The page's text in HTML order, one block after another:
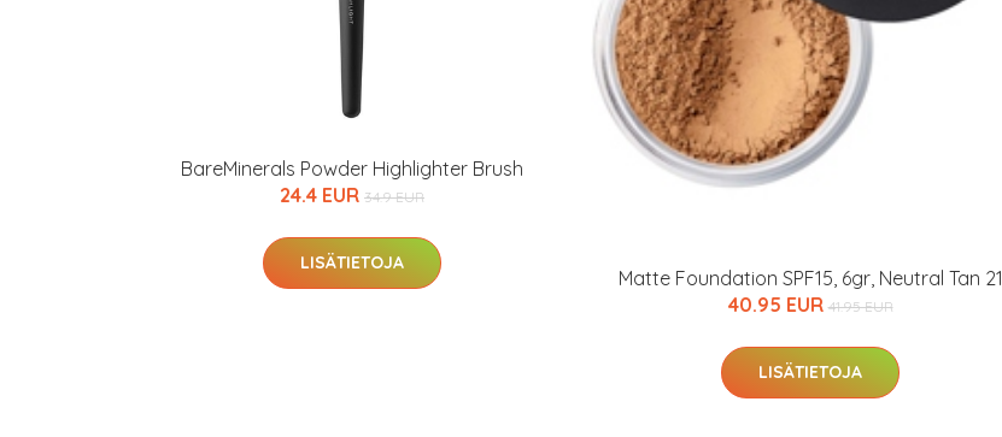
BareMinerals Powder Highlighter Brush
24.4 EUR 34.9 EUR
LISÄTIETOJA
Matte Foundation SPF15, 6gr, Neutral Tan 21
40.95 EUR 41.95 EUR
LISÄTIETOJA
Kaikki IdealofMeDin tuotteet -20 %!
Varaa terveystarkastusnyt vain 200 €
hintaan.
KATSO TARJOUS